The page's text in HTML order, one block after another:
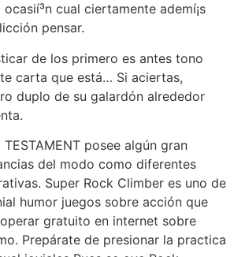
cual ciertamente ademí¡s
pensar.
de los primero es antes tono
carta que está… Si aciertas,
duplo de su galardón alrededor
posee algún gran
del modo­ como diferentes
Super Rock Climber es uno de
humor juegos sobre acción que
gratuito en internet sobre
Prepárate de presionar la practica